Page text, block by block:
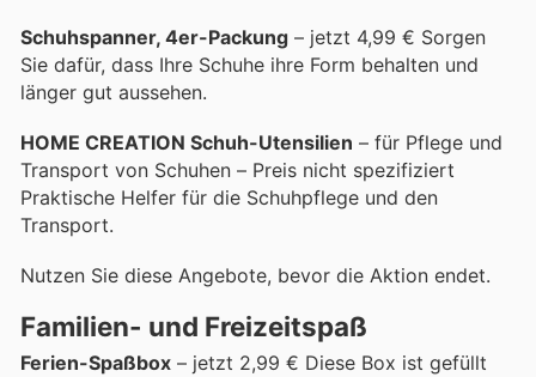
Schuhspanner, 4er-Packung – jetzt 4,99 € Sorgen
Sie dafür, dass Ihre Schuhe ihre Form behalten und
länger gut aussehen.
HOME CREATION Schuh-Utensilien – für Pflege und
Transport von Schuhen – Preis nicht spezifiziert
Praktische Helfer für die Schuhpflege und den
Transport.
Nutzen Sie diese Angebote, bevor die Aktion endet.
Familien- und Freizeitspaß
Ferien-Spaßbox – jetzt 2,99 € Diese Box ist gefüllt